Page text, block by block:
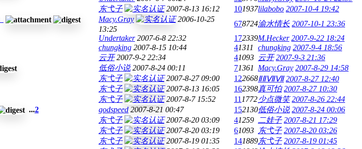
东弋子 2007-8-13 16:12 101937lilabobo 2007-10-4 19:42
Macy.Gray
2006-10-25
13:25
678724渝水情长 2007-10-1 23:36
Undertaker 2007-6-8 22:32 172339M.Hecker 2007-9-22 18:24
chungking 2007-8-15 10:44 41311 chungking 2007-9-4 18:56
云开 2007-9-2 22:34 41093 云开 2007-9-3 21:36
低俗小说 2007-8-24 00:11 71361 Macy.Gray 2007-8-29 14:58
东弋子 2007-8-27 09:00 122668ⅡⅡⅦⅦ 2007-8-27 12:40
东弋子 2007-8-13 16:05 162398真可怕 2007-8-27 10:30
东弋子 2007-8-7 15:52 11 1772少点微笑 2007-8-26 22:44
...2 godspeed 2007-8-21 00:47 152130低俗小说 2007-8-24 00:06
东弋子 2007-8-20 03:09 41259 二娃子 2007-8-21 17:29
东弋子 2007-8-20 03:19 61093 东弋子 2007-8-20 03:26
东弋子 2007-8-19 01:35 141889东弋子 2007-8-19 01:45